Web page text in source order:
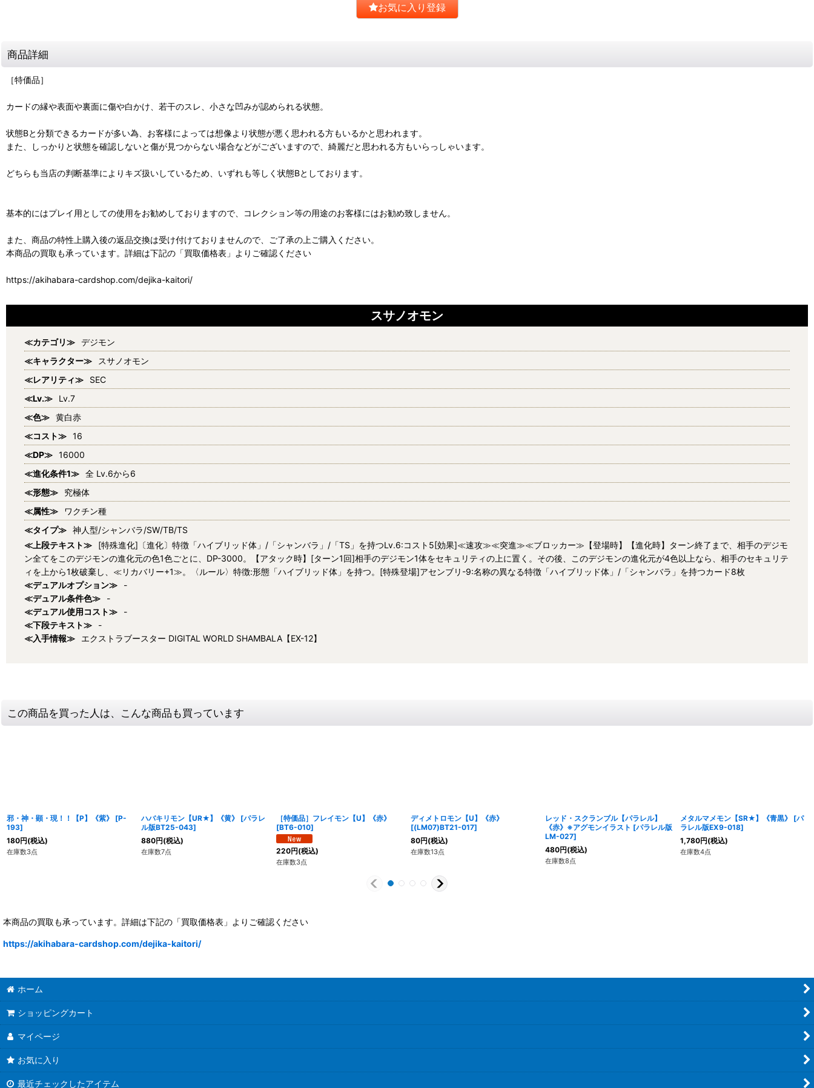
お気に入り登録
商品詳細
［特価品］
カードの縁や表面や裏面に傷や白かけ、若干のスレ、小さな凹みが認められる状態。
状態Bと分類できるカードが多い為、お客様によっては想像より状態が悪く思われる方もいるかと思われます。
また、しっかりと状態を確認しないと傷が見つからない場合などがございますので、綺麗だと思われる方もいらっしゃいます。
どちらも当店の判断基準によりキズ扱いしているため、いずれも等しく状態Bとしております。
基本的にはプレイ用としての使用をお勧めしておりますので、コレクション等の用途のお客様にはお勧め致しません。
また、商品の特性上購入後の返品交換は受け付けておりませんので、ご了承の上ご購入ください。
本商品の買取も承っています。詳細は下記の「買取価格表」よりご確認ください
https://akihabara-cardshop.com/dejika-kaitori/
スサノオモン
≪カテゴリ≫ デジモン
≪キャラクター≫
スサノオモン
≪レアリティ≫
SEC
≪Lv.≫
Lv.7
≪色≫ 黄白赤
≪コスト≫ 16
≪DP≫ 16000
≪進化条件1≫ 全 Lv.6から6
≪形態≫
究極体
≪属性≫
ワクチン種
≪タイプ≫ 神人型/シャンバラ/SW/TB/TS
≪上段テキスト≫
[特殊進化]〔進化〕特徴「ハイブリッド体」/「シャンバラ」/「TS」を持つLv.6:コスト5[効果]≪速攻≫≪突進≫≪ブロッカー≫【登場時】【進化時】ターン終了まで、相手のデジモ
ン全てをこのデジモンの進化元の色1色ごとに、DP-3000。【アタック時】[ターン1回]相手のデジモン1体をセキュリティの上に置く。その後、このデジモンの進化元が4色以上なら、相手のセキュリテ
ィを上から1枚破棄し、≪リカバリー+1≫。〈ルール〉特徴:形態「ハイブリッド体」を持つ。[特殊登場]アセンブリ-9:名称の異なる特徴「ハイブリッド体」/「シャンバラ」を持つカード8枚
≪デュアルオプション≫
-
≪デュアル条件色≫
-
≪デュアル使用コスト≫
-
≪下段テキスト≫
-
≪入手情報≫
エクストラブースター DIGITAL WORLD SHAMBALA【EX-12】
この商品を買った人は、こんな商品も買っています
邪・神・顕・現！！【P】《紫》 [P-
193]
180円(税込)
在庫数3点
ハバキリモン【UR★】《黄》 [パラレ
ル版BT25-043]
880円(税込)
在庫数7点
［特価品］フレイモン【U】《赤》
[BT6-010]
220円(税込)
在庫数3点
ディメトロモン【U】《赤》
[(LM07)BT21-017]
80円(税込)
在庫数13点
レッド・スクランブル【パラレル】
《赤》※アグモンイラスト [パラレル版
LM-027]
480円(税込)
在庫数8点
メタルマメモン【SR★】《青黒》 [パ
ラレル版EX9-018]
1,780円(税込)
在庫数4点
本商品の買取も承っています。詳細は下記の「買取価格表」よりご確認ください
https://akihabara-cardshop.com/dejika-kaitori/
ホーム
ショッピングカート
マイページ
お気に入り
最近チェックしたアイテム